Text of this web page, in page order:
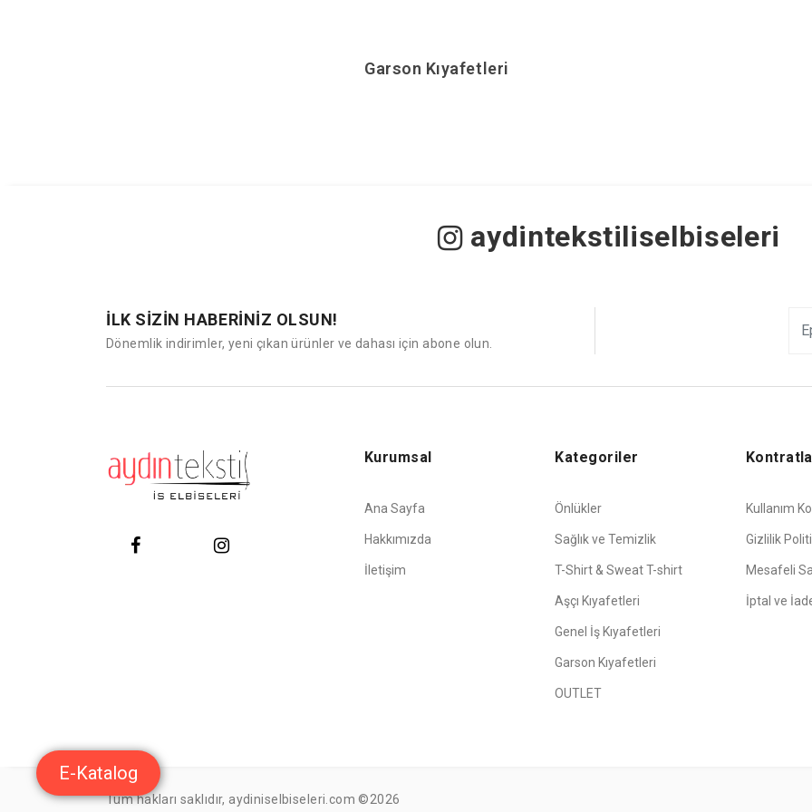
Garson Kıyafetleri
E-Katalog
aydintekstiliselbiseleri
İLK SİZİN HABERİNİZ OLSUN!
Dönemlik indirimler, yeni çıkan ürünler ve dahası için abone olun.
Kurumsal
Ana Sayfa
Hakkımızda
İletişim
Kategoriler
Önlükler
Sağlık ve Temizlik
T-Shirt & Sweat T-shirt
Aşçı Kıyafetleri
Genel İş Kıyafetleri
Garson Kıyafetleri
OUTLET
Kullanım
Gizlilik
Mesafeli
İptal ve
Tüm hakları saklıdır, aydiniselbiseleri.com ©2026